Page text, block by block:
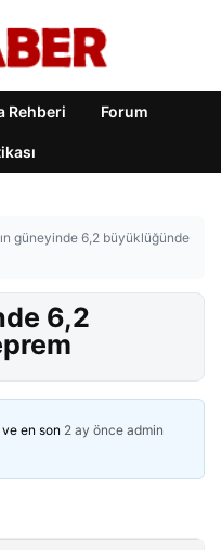
Rehberi Forum
güneyinde 6,2 büyüklüğünde
6,2
en son 2 ay önce admin